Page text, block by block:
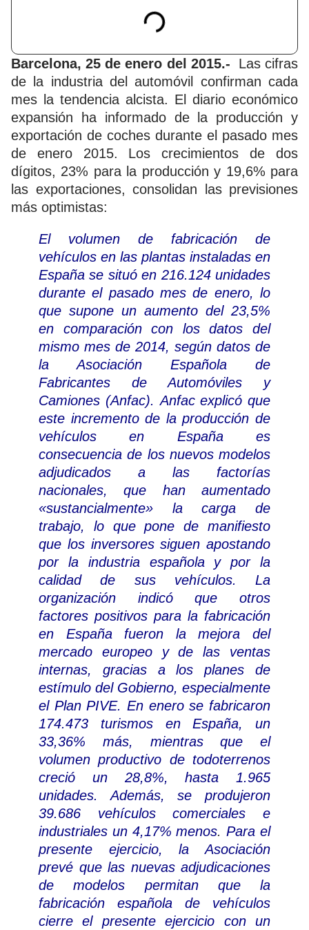
Barcelona, 25 de enero del 2015.- Las cifras
de la industria del automóvil confirman cada
mes la tendencia alcista. El diario económico
expansión ha informado de la producción y
exportación de coches durante el pasado mes
de enero 2015. Los crecimientos de dos
dígitos, 23% para la producción y 19,6% para
las exportaciones, consolidan las previsiones
más optimistas:
El volumen de fabricación de
vehículos en las plantas instaladas en
España se situó en 216.124 unidades
durante el pasado mes de enero, lo
que supone un aumento del 23,5%
en comparación con los datos del
mismo mes de 2014, según datos de
la Asociación Española de
Fabricantes de Automóviles y
Camiones (Anfac). Anfac explicó que
este incremento de la producción de
vehículos en España es
consecuencia de los nuevos modelos
adjudicados a las factorías
nacionales, que han aumentado
«sustancialmente» la carga de
trabajo, lo que pone de manifiesto
que los inversores siguen apostando
por la industria española y por la
calidad de sus vehículos. La
organización indicó que otros
factores positivos para la fabricación
en España fueron la mejora del
mercado europeo y de las ventas
internas, gracias a los planes de
estímulo del Gobierno, especialmente
el Plan PIVE. En enero se fabricaron
174.473 turismos en España, un
33,36% más, mientras que el
volumen productivo de todoterrenos
creció un 28,8%, hasta 1.965
unidades. Además, se produjeron
39.686 vehículos comerciales e
industriales un 4,17% menos.Para el
presente ejercicio, la Asociación
prevé que las nuevas adjudicaciones
de modelos permitan que la
fabricación española de vehículos
cierre el presente ejercicio con un